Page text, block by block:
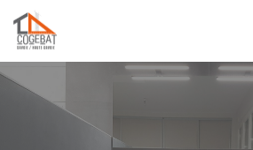
Panneau de gestion des cookies